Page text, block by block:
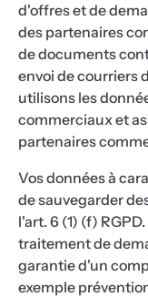
d'offres et de
des partenaires
de documents
envoi de courriers
utilisons les
commerciaux et
partenaires
Vos données à
de sauvegarder
l'art. 6 (1) (f)
traitement de
garantie d'un
exemple